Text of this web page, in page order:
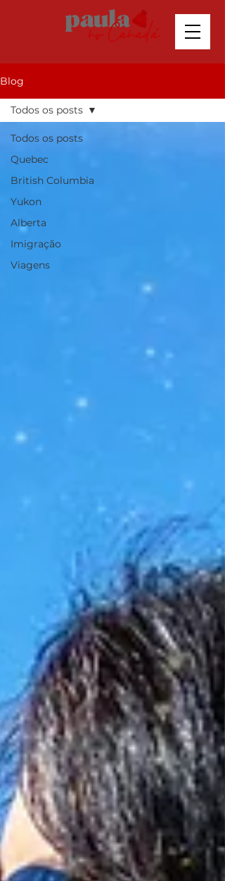
Blog
Todos os posts
Quebec
British Columbia
Yukon
Alberta
Imigração
Viagens
Todos os posts